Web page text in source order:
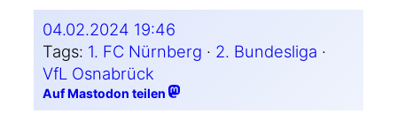
04.02.2024 19:46
Tags: 1. FC Nürnberg · 2. Bundesliga
VfL Osnabrück
Auf Mastodon teilen